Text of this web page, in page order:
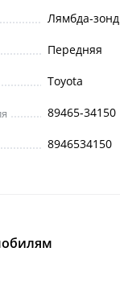
Лямбда-зонд
Передняя
Toyota
89465-34150
8946534150